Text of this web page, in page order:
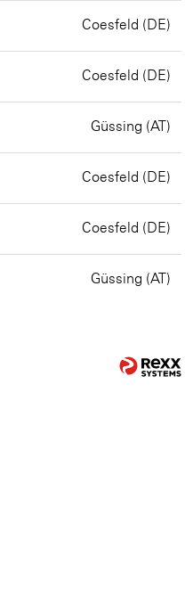
Coesfeld (DE)
Coesfeld (DE)
Güssing (AT)
Coesfeld (DE)
Coesfeld (DE)
Güssing (AT)